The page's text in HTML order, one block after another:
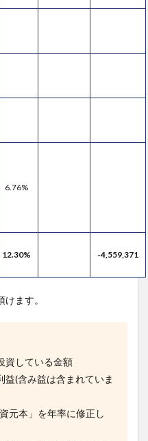
6.76%
12.30% -4,559,371
ます。
資している金額
益(含み益は含まれていま
元本」を年率に修正し